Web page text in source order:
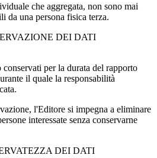
che aggregata, non sono mai
da una persona fisica terza.
DEI DATI
per la durata del rapporto
il quale la responsabilità
l'Editore si impegna a eliminare
interessate senza conservarne
DEI DATI